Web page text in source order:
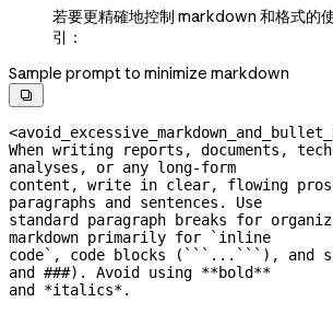
若要更精確地控制 markdown 和格式的
引：
Sample prompt to minimize markdown

When writing reports, documents,
analyses, or any long-form
content, write in clear, flowing
paragraphs and sentences. Use
standard paragraph breaks for
markdown primarily for `inline
code`, code blocks (```...```), and
and ###). Avoid using **bold**
and *italics*.